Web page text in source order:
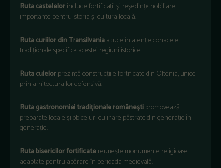
Rutacastelelorincludefortificațiiși reședințe nobiliare,
importante pentru istoriașicultura locală.
RutacuriilordinTransilvaniaaduceîn atențieconacele
tradiționalespecifice acestei regiuni istorice.
Rutaculelorprezintăconstrucțiilefortificatedin Oltenia,unice
prin arhitectura lordefensivă.
Rutagastronomieitradiționaleromâneștipromovează
preparate localeșiobiceiuriculinare păstratedingenerațieîn
generație.
Rutabisericilorfortificatereunește monumente religioase
adaptate pentru apărareîn perioada medievală.